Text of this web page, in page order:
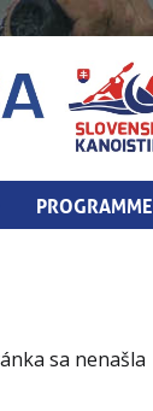
PROGRAMME
sa nenašla